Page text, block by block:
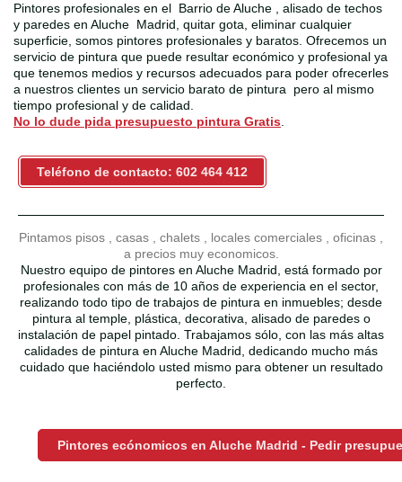
Pintores profesionales en el Barrio de Aluche , alisado de techos
y paredes en Aluche Madrid, quitar gota, eliminar cualquier
superficie, somos pintores profesionales y baratos. Ofrecemos un
servicio de pintura que puede resultar económico y profesional ya
que tenemos medios y recursos adecuados para poder ofrecerles
a nuestros clientes un servicio barato de pintura pero al mismo
tiempo profesional y de calidad.
No lo dude pida presupuesto pintura Gratis.
Teléfono de contacto: 602 464 412
Pintamos pisos , casas , chalets , locales comerciales , oficinas ,
a precios muy economicos.
Nuestro equipo de pintores en Aluche Madrid, está formado por
profesionales con más de 10 años de experiencia en el sector,
realizando todo tipo de trabajos de pintura en inmuebles; desde
pintura al temple, plástica, decorativa, alisado de paredes o
instalación de papel pintado. Trabajamos sólo, con las más altas
calidades de pintura en Aluche Madrid, dedicando mucho más
cuidado que haciéndolo usted mismo para obtener un resultado
perfecto.
Pintores ecónomicos en Aluche Madrid - Pedir